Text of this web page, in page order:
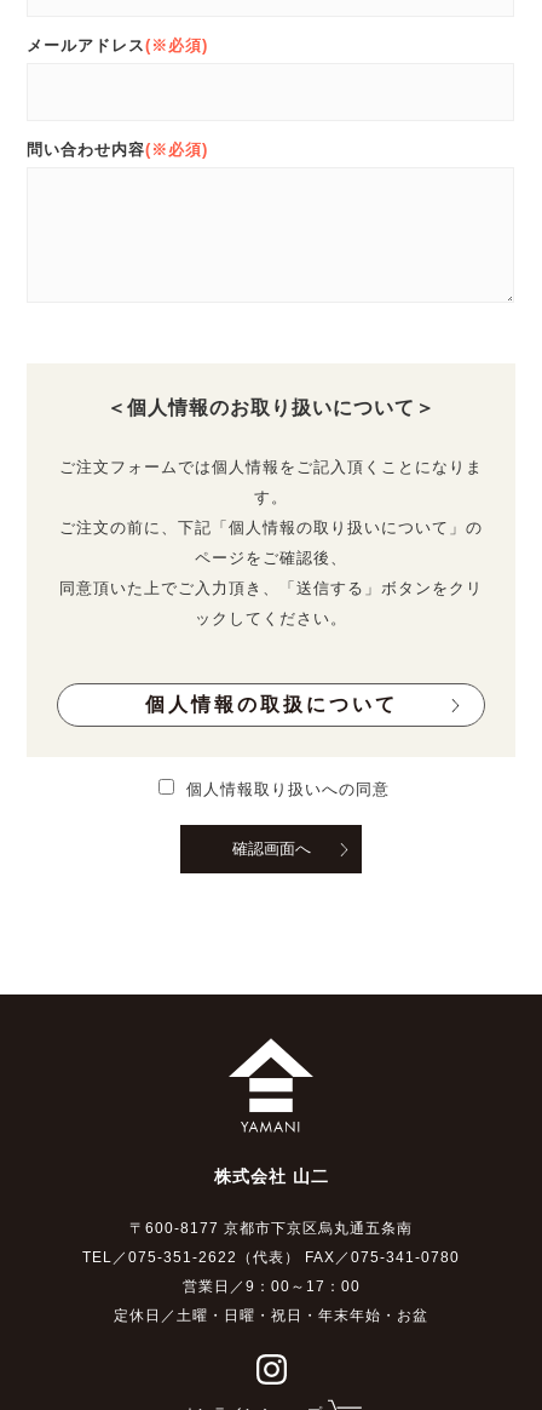
メールアドレス(※必須)
問い合わせ内容(※必須)
＜個人情報のお取り扱いについて＞
ご注文フォームでは個人情報をご記入頂くことになりま
す。
ご注文の前に、下記「個人情報の取り扱いについて」の
ページをご確認後、
同意頂いた上でご入力頂き、「送信する」ボタンをクリ
ックしてください。
個人情報の取扱について
個人情報取り扱いへの同意
株式会社 山二
〒600-8177 京都市下京区烏丸通五条南
TEL／075-351-2622（代表） FAX／075-341-0780
営業日／9：00～17：00
定休日／土曜・日曜・祝日・年末年始・お盆